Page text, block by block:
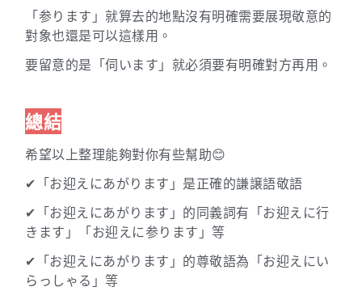
「参ります」就算去的地點沒有明確需要展現敬意的
對象也還是可以這樣用。
要留意的是 「伺います」就必須要有明確對方再用。
總結
希望以上整理能夠對你有些幫助😊
✔ 「お迎えにあがります」是正確的謙譲語敬語
✔
「お迎えにあがります」的同義詞有「お迎えに行
きます」「お迎えに参ります」等
✔
「お迎えにあがります」的尊敬語為「お迎えにい
らっしゃる」等